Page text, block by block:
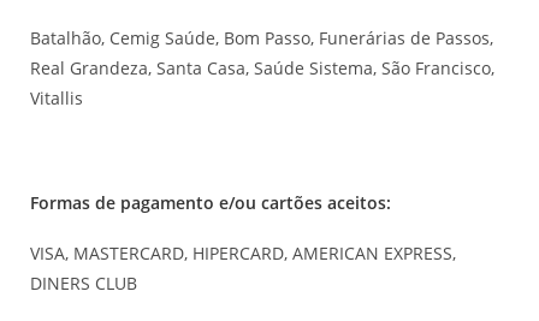
Batalhão, Cemig Saúde, Bom Passo, Funerárias de Passos,
Real Grandeza, Santa Casa, Saúde Sistema, São Francisco,
Vitallis
Formas de pagamento e/ou cartões aceitos:
VISA, MASTERCARD, HIPERCARD, AMERICAN EXPRESS,
DINERS CLUB